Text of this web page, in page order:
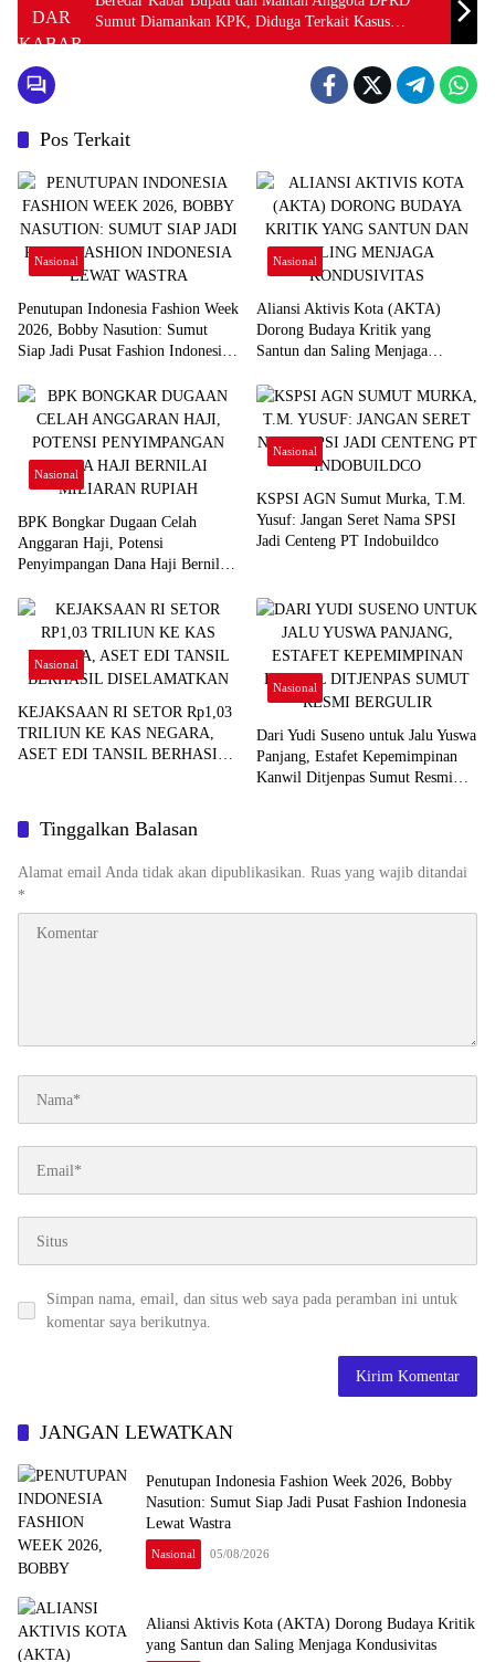
Sumut Diamankan KPK, Diduga Terkait Kasus
Korupsi
Pos Terkait
Nasional
Penutupan Indonesia Fashion Week
2026, Bobby Nasution: Sumut
Siap Jadi Pusat Fashion Indonesia
Nasional
Aliansi Aktivis Kota (AKTA)
Dorong Budaya Kritik yang
Santun dan Saling Menjaga
Nasional
BPK Bongkar Dugaan Celah
Anggaran Haji, Potensi
Penyimpangan Dana Haji Bernilai
Nasional
KSPSI AGN Sumut Murka, T.M.
Yusuf: Jangan Seret Nama SPSI
Jadi Centeng PT Indobuildco
Nasional
KEJAKSAAN RI SETOR Rp1,03
TRILIUN KE KAS NEGARA,
ASET EDI TANSIL BERHASIL
Nasional
Dari Yudi Suseno untuk Jalu Yuswa
Panjang, Estafet Kepemimpinan
Kanwil Ditjenpas Sumut Resmi
Tinggalkan Balasan
Alamat email Anda tidak akan dipublikasikan. Ruas yang wajib ditandai
*
Simpan nama, email, dan situs web saya pada peramban ini untuk
komentar saya berikutnya.
JANGAN LEWATKAN
Penutupan Indonesia Fashion Week 2026, Bobby
Nasution: Sumut Siap Jadi Pusat Fashion Indonesia
Lewat Wastra
Nasional 05/08/2026
Aliansi Aktivis Kota (AKTA) Dorong Budaya Kritik
yang Santun dan Saling Menjaga Kondusivitas